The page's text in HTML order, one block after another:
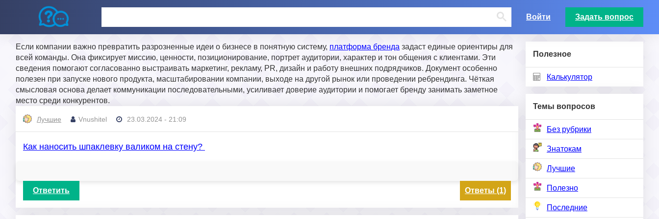
Войти Задать вопрос
Полезное
Калькулятор
Темы вопросов
Без рубрики
Знатокам
Лучшие
Полезно
Последние
Если компании важно превратить разрозненные идеи о бизнесе в понятную систему, платформа бренда задаст единые ориентиры для
всей команды. Она фиксирует миссию, ценности, позиционирование, портрет аудитории, характер и тон общения с клиентами. Эти
сведения помогают согласованно выстраивать маркетинг, рекламу, PR, дизайн и работу внешних подрядчиков. Документ особенно
полезен при запуске нового продукта, масштабировании компании, выходе на другой рынок или проведении ребрендинга. Чёткая
смысловая основа делает коммуникации последовательными, усиливает доверие аудитории и помогает бренду занимать заметное
место среди конкурентов.
Лучшие Vnushitel 23.03.2024 - 21:09
Как наносить шпаклевку валиком на стену?
Ответить Ответы (1)